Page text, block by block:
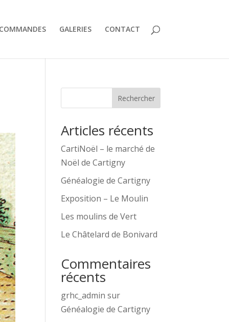
GALERIES CONTACT
Rechercher
Articles récents
CartiNoël – le marché de
Noël de Cartigny
Généalogie de Cartigny
Exposition – Le Moulin
Les moulins de Vert
Le Châtelard de Bonivard
Commentaires
récents
grhc_admin sur
Généalogie de Cartigny